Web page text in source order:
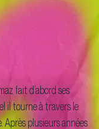
fait d’abord ses
il tourne à travers le
Après plusieurs années